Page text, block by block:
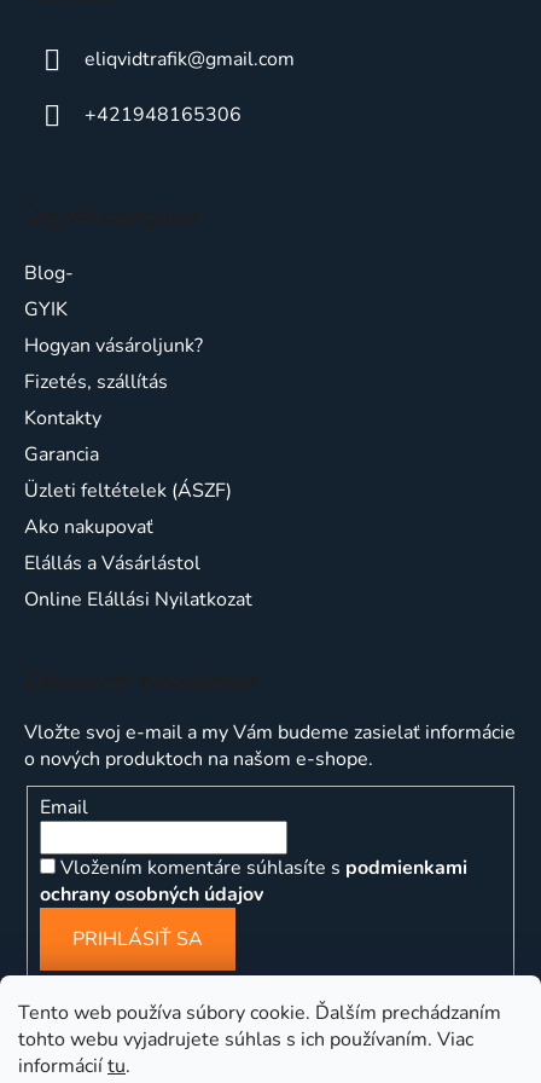
Tento web používa súbory cookie. Ďalším prechádzaním
tohto webu vyjadrujete súhlas s ich používaním. Viac
informáciítu.
eliqvidtrafik@gmail.com
+421948165306
Blog-
GYIK
Hogyan vásároljunk?
Fizetés, szállítás
Kontakty
Garancia
Üzleti feltételek (ÁSZF)
Ako nakupovať
Elállás a Vásárlástol
Online Elállási Nyilatkozat
Vložte svoj e-mail a my Vám budeme zasielať informácie
o nových produktoch na našom e-shope.
Email
Vložením komentáre súhlasíte s podmienkami
ochrany osobných údajov
PRIHLÁSIŤ SA